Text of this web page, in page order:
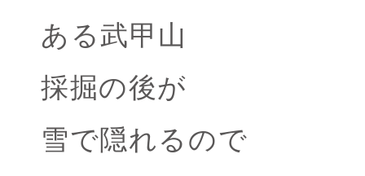
ある武甲山
採掘の後が
雪で隠れるので